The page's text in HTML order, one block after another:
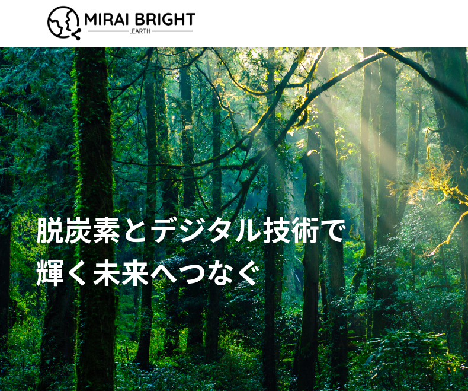
脱炭素とデジタル技術で
輝く未来へつなぐ